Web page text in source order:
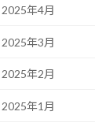
2025年4月
2025年3月
2025年2月
2025年1月